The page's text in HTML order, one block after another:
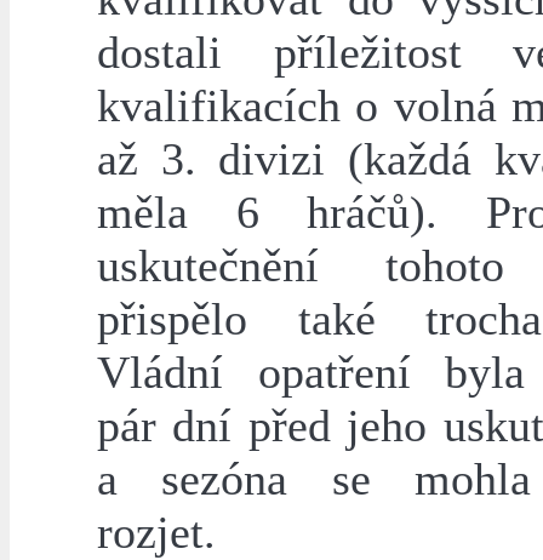
dostali příležitost
kvalifikacích o volná
až 3. divizi (každá
měla 6 hráčů).
uskutečnění tohoto
přispělo také
Vládní opatření byla
pár dní před jeho
a sezóna se
rozjet.